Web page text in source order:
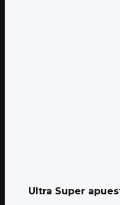
Ultra Super